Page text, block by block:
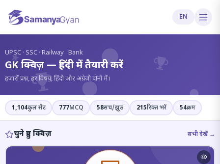
EN
?
UPSC · SSC · Railway · Bank
GK क्विज़ — हिंदी में तैयारी करें
हज़ारों प्रश्न, हर विषय, हिंदी और अंग्रेज़ी दोनों में।
1,104कुल सेट 777MCQ 58सच/झूठ 215रिक्त भरें 54क्रम
चुने हुए क्विज़ सभी देखें →